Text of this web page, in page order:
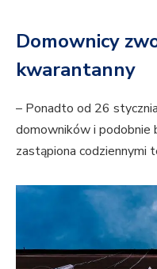
Domownicy
kwarantanny
– Ponadto od 26
domowników i podobnie
zastąpiona codziennymi